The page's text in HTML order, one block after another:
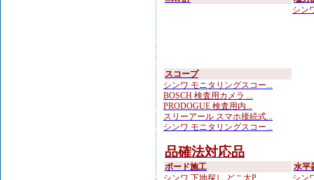
シン
スコープ
シンワ モニタリングスコー...
BOSCH 検査用カメラ ...
PRODOGUE 検査用内...
スリーアール スマホ接続式...
シンワ モニタリングスコー...
品確法対応品
ボード施工
シンワ 下地探し どこ太P...
水平
シン